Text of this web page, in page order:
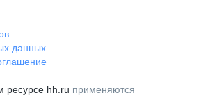
данных
hh.ru применяются